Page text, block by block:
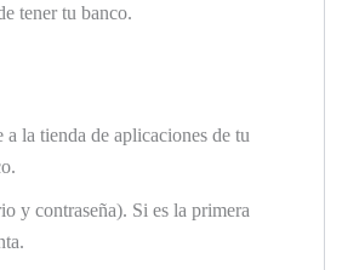
tener tu banco.
la tienda de aplicaciones de tu
y contraseña). Si es la primera